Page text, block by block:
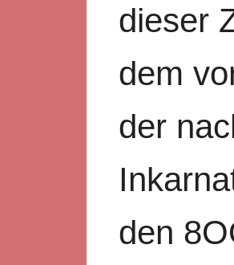
dieser
dem
der
den